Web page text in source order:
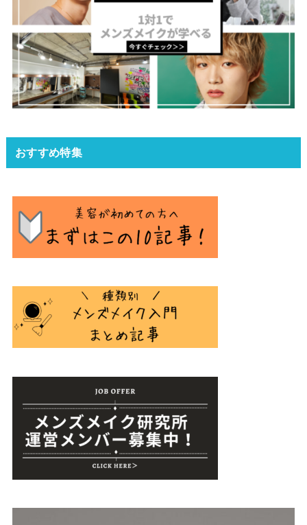
おすすめ特集